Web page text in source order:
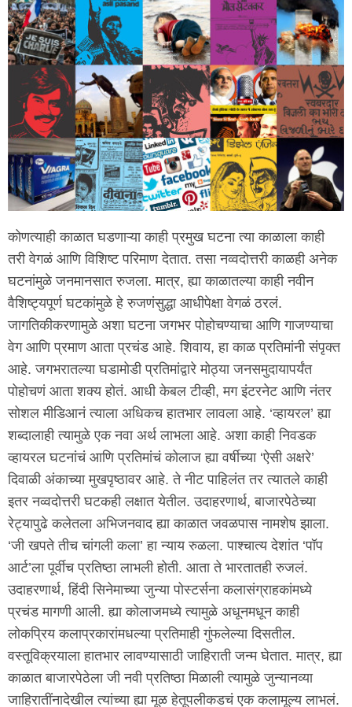
कोणत्याही काळात घडणाऱ्या काही प्रमुख घटना त्या काळाला काही
तरी वेगळं आणि विशिष्ट परिमाण देतात. तसा नव्वदोत्तरी काळही अनेक
घटनांमुळे जनमानसात रुजला. मात्र, ह्या काळातल्या काही नवीन
वैशिष्ट्यपूर्ण घटकांमुळे हे रुजणंसुद्धा आधीपेक्षा वेगळं ठरलं.
जागतिकीकरणामुळे अशा घटना जगभर पोहोचण्याचा आणि गाजण्याचा
वेग आणि प्रमाण आता प्रचंड आहे. शिवाय, हा काळ प्रतिमांनी संपृक्त
आहे. जगभरातल्या घडामोडी प्रतिमांद्वारे मोठ्या जनसमुदायापर्यंत
पोहोचणं आता शक्य होतं. आधी केबल टीव्ही, मग इंटरनेट आणि नंतर
सोशल मीडिआनं त्याला अधिकच हातभार लावला आहे. ‘व्हायरल’ ह्या
शब्दालाही त्यामुळे एक नवा अर्थ लाभला आहे. अशा काही निवडक
व्हायरल घटनांचं आणि प्रतिमांचं कोलाज ह्या वर्षीच्या ‘ऐसी अक्षरे’
दिवाळी अंकाच्या मुखपृष्ठावर आहे. ते नीट पाहिलंत तर त्यातले काही
इतर नव्वदोत्तरी घटकही लक्षात येतील. उदाहरणार्थ, बाजारपेठेच्या
रेट्यापुढे कलेतला अभिजनवाद ह्या काळात जवळपास नामशेष झाला.
‘जी खपते तीच चांगली कला’ हा न्याय रुळला. पाश्चात्य देशांत ‘पॉप
आर्ट’ला पूर्वीच प्रतिष्ठा लाभली होती. आता ते भारतातही रुजलं.
उदाहरणार्थ, हिंदी सिनेमाच्या जुन्या पोस्टर्सना कलासंग्राहकांमध्ये
प्रचंड मागणी आली. ह्या कोलाजमध्ये त्यामुळे अधूनमधून काही
लोकप्रिय कलाप्रकारांमधल्या प्रतिमाही गुंफलेल्या दिसतील.
वस्तूविक्रयाला हातभार लावण्यासाठी जाहिराती जन्म घेतात. मात्र, ह्या
काळात बाजारपेठेला जी नवी प्रतिष्ठा मिळाली त्यामुळे जुन्यानव्या
जाहिरातींनादेखील त्यांच्या ह्या मूळ हेतूपलीकडचं एक कलामूल्य लाभलं.